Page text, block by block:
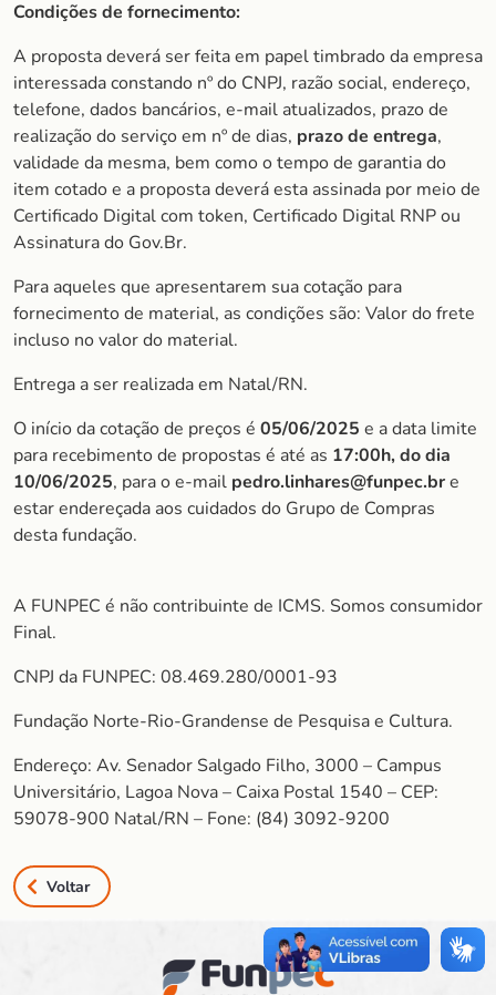
Condições de fornecimento:
A proposta deverá ser feita em papel timbrado da empresa
interessada constando nº do CNPJ, razão social, endereço,
telefone, dados bancários, e-mail atualizados, prazo de
realização do serviço em nº de dias, prazo de entrega,
validade da mesma, bem como o tempo de garantia do
item cotado e a proposta deverá esta assinada por meio de
Certificado Digital com token, Certificado Digital RNP ou
Assinatura do Gov.Br.
Para aqueles que apresentarem sua cotação para
fornecimento de material, as condições são: Valor do frete
incluso no valor do material.
Entrega a ser realizada em Natal/RN.
O início da cotação de preços é 05/06/2025 e a data limite
para recebimento de propostas é até as 17:00h, do dia
10/06/2025, para o e-mail pedro.linhares@funpec.bre
estar endereçada aos cuidados do Grupo de Compras
desta fundação.
A FUNPEC é não contribuinte de ICMS. Somos consumidor
Final.
CNPJ da FUNPEC: 08.469.280/0001-93
Fundação Norte-Rio-Grandense de Pesquisa e Cultura.
Endereço: Av. Senador Salgado Filho, 3000 – Campus
Universitário, Lagoa Nova – Caixa Postal 1540 – CEP:
59078-900 Natal/RN – Fone: (84) 3092-9200
Voltar